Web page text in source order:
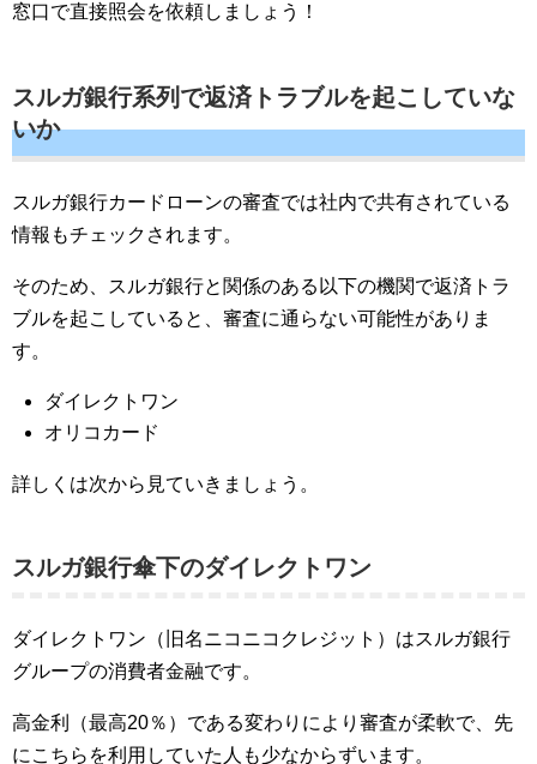
窓口で直接照会を依頼しましょう！
スルガ銀行系列で返済トラブルを起こしていな
いか
スルガ銀行カードローンの審査では社内で共有されている
情報もチェックされます。
そのため、スルガ銀行と関係のある以下の機関で返済トラ
ブルを起こしていると、審査に通らない可能性がありま
す。
ダイレクトワン
オリコカード
詳しくは次から見ていきましょう。
スルガ銀行傘下のダイレクトワン
ダイレクトワン（旧名ニコニコクレジット）はスルガ銀行
グループの消費者金融です。
高金利（最高20％）である変わりにより審査が柔軟で、先
にこちらを利用していた人も少なからずいます。